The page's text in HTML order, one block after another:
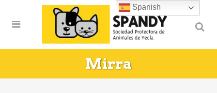
Mirra
Spanish